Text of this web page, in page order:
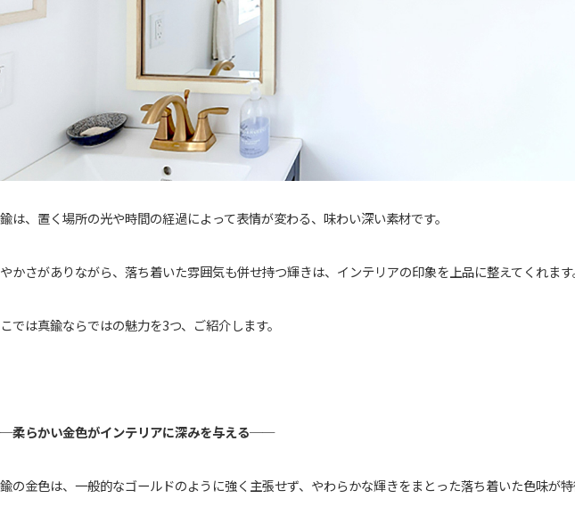
は、置く場所の光や時間の経過によって表情が変わる、味わい深い素材です。
かさがありながら、落ち着いた雰囲気も併せ持つ輝きは、インテリアの印象を上品に整えてくれます
では真鍮ならではの魅力を3つ、ご紹介します。
柔らかい金色がインテリアに深みを与える──
の金色は、一般的なゴールドのように強く主張せず、やわらかな輝きをまとった落ち着いた色味が